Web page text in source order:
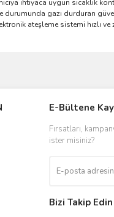
ihtiyaca uygun sıcaklık
durumunda gazı durduran
ateşleme sistemi hızlı ve
E-Bültene
Fırsatları,
ister misiniz?
Bizi Takip Edin